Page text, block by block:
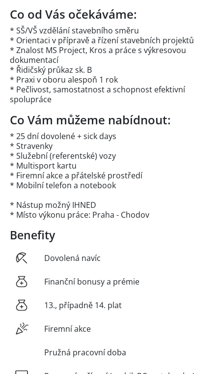
Co od Vás očekáváme:
* SŠ/VŠ vzdělání stavebního směru
* Orientaci v přípravě a řízení stavebních projektů
* Znalost MS Project, Kros a práce s výkresovou
dokumentací
* Řidičský průkaz sk. B
* Praxi v oboru alespoň 1 rok
* Pečlivost, samostatnost a schopnost efektivní
spolupráce
Co Vám můžeme nabídnout:
* 25 dní dovolené + sick days
* Stravenky
* Služební (referentské) vozy
* Multisport kartu
* Firemní akce a přátelské prostředí
* Mobilní telefon a notebook
* Nástup možný IHNED
* Místo výkonu práce: Praha - Chodov
Benefity
Dovolená navíc
Finanční bonusy a prémie
13., případně 14. plat
Firemní akce
Pružná pracovní doba